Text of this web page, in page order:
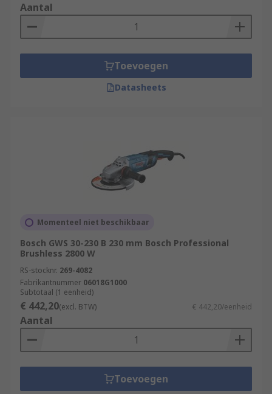
Aantal
Toevoegen
Datasheets
Momenteel niet beschikbaar
Bosch GWS 30-230 B 230 mm Bosch Professional
Brushless 2800 W
RS-stocknr. 269-4082
Fabrikantnummer 06018G1000
Subtotaal (1 eenheid)
€ 442,20(excl. BTW) € 442,20/eenheid
Aantal
Toevoegen